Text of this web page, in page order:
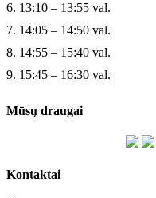
6. 13:10 – 13:55 val.
7. 14:05 – 14:50 val.
8. 14:55 – 15:40 val.
9. 15:45 – 16:30 val.
Mūsų draugai
Kontaktai